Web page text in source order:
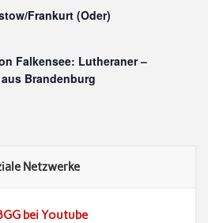
Frankurt (Oder)
Falkensee: Lutheraner –
Brandenburg
Netzwerke
bei Youtube